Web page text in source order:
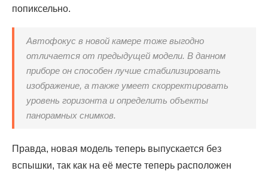
попиксельно.
Автофокус в новой камере тоже выгодно
отличается от предыдущей модели. В данном
приборе он способен лучше стабилизировать
изображение, а также умеет скорректировать
уровень горизонта и определить объекты
панорамных снимков.
Правда, новая модель теперь выпускается без
вспышки, так как на её месте теперь расположен